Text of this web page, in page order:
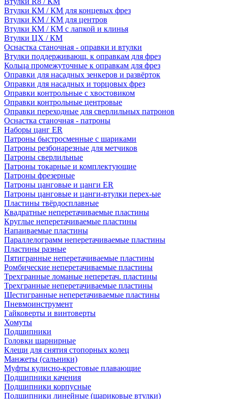
Втулки КМ / КМ для концевых фрез
Втулки КМ / КМ для центров
Втулки КМ / КМ с лапкой и клинья
Втулки ЦХ / КМ
Оснастка станочная - оправки и втулки
Втулки поддерживающ. к оправкам для фрез
Кольца промежуточные к оправкам для фрез
Оправки для насадных зенкеров и развёрток
Оправки для насадных и торцовых фрез
Оправки контрольные с хвостовиком
Оправки контрольные центровые
Оправки переходные для сверлильных патронов
Оснастка станочная - патроны
Наборы цанг ER
Патроны быстросменные с шариками
Патроны резбонарезные для метчиков
Патроны сверлильные
Патроны токарные и комплектующие
Патроны фрезерные
Патроны цанговые и цанги ER
Патроны цанговые и цанги-втулки перех-ые
Пластины твёрдосплавные
Квадратные неперетачиваемые пластины
Круглые неперетачиваемые пластины
Напаиваемые пластины
Параллелограмм неперетачиваемые пластины
Пластины разные
Пятигранные неперетачиваемые пластины
Ромбические неперетачиваемые пластины
Трехгранные ломаные неперетач. пластины
Трехгранные неперетачиваемые пластины
Шестигранные неперетачиваемые пластины
Пневмоинструмент
Гайковерты и винтоверты
Хомуты
Подшипники
Головки шарнирные
Клещи для снятия стопорных колец
Манжеты (сальники)
Муфты кулисно-крестовые плавающие
Подшипники качения
Подшипники корпусные
Подшипники линейные (шариковые втулки)